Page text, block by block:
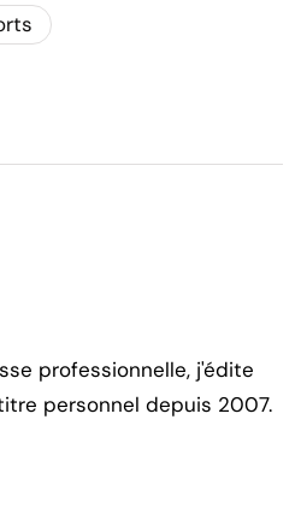
professionnelle, j'édite
personnel depuis 2007.